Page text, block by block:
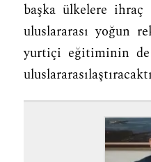
başka ülkelere
uluslararası yoğun
yurtiçi eğitiminin